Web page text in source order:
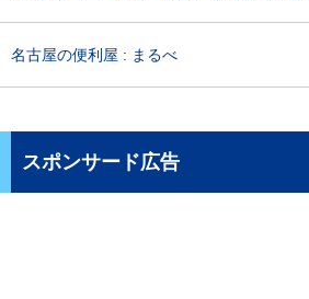
名古屋の便利屋 : まるべ
スポンサード広告